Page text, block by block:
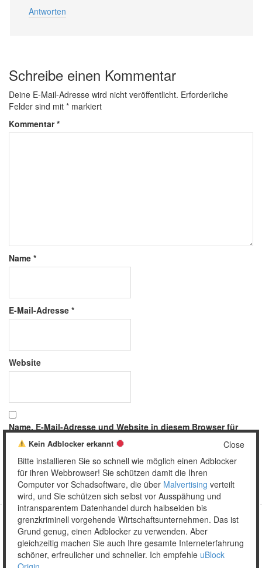
Antworten
Schreibe einen Kommentar
Deine E-Mail-Adresse wird nicht veröffentlicht. Erforderliche
Felder sind mit * markiert
Kommentar*
Name *
E-Mail-Adresse *
Website
Name, E-Mail-Adresse und Website in diesem Browser für
meinen nächsten Kommentar speichern.
Copyright © 2026 Unser täglich Spam.
MobileWordPress Theme by themehall.com
Close
Kein Adblocker erkannt
Bitte installieren Sie so schnell wie möglich einen Adblocker
für ihren Webbrowser! Sie schützen damit die Ihren
Computer vor Schadsoftware, die über Malvertising verteilt
wird, und Sie schützen sich selbst vor Ausspähung und
intransparentem Datenhandel durch halbseiden bis
grenzkriminell vorgehende Wirtschaftsunternehmen. Das ist
Grund genug, einen Adblocker zu verwenden. Aber
gleichzeitig machen Sie auch Ihre gesamte Interneterfahrung
schöner, erfreulicher und schneller. Ich empfehle uBlock